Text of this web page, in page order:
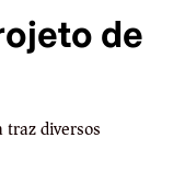
de
diversos